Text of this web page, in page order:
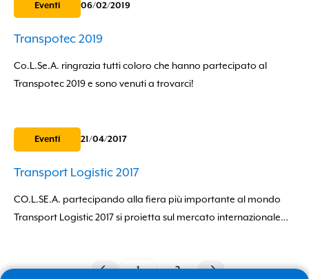
Italiano
Eventi 06/02/2019
Transpotec 2019
Co.L.Se.A. ringrazia tutti coloro che hanno partecipato al
Transpotec 2019 e sono venuti a trovarci!
Eventi 21/04/2017
Transport Logistic 2017
CO.L.SE.A. partecipando alla fiera più importante al mondo
Transport Logistic 2017 si proietta sul mercato internazionale
1
2